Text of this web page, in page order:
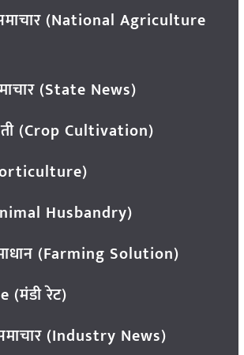
समाचार (National Agriculture
(State News)
(Crop Cultivation)
Husbandry)
(Farming Solution)
(मंडी रेट)
(Industry News)